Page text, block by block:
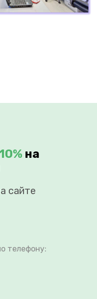
на
сайте
телефону: